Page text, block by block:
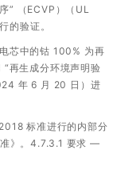
” （ECVP）（UL
的验证。
芯中的钴 100% 为再
再生成分环境声明验
年 6 月 20 日）进
标准进行的内部分
准》。4.7.3.1 要求 —